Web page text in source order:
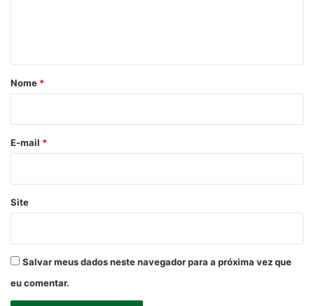
r
*
Nome *
E-mail *
Site
Salvar meus dados neste navegador para a próxima vez que
eu comentar.